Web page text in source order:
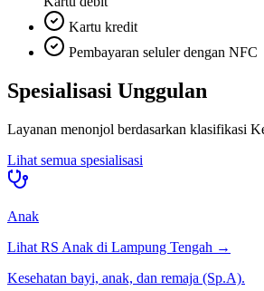
Kartu kredit
Pembayaran seluler dengan NFC
Spesialisasi Unggulan
Layanan menonjol berdasarkan klasifikasi
Lihat semua spesialisasi
Anak
Lihat RS Anak di Lampung Tengah →
Kesehatan bayi, anak, dan remaja (Sp.A).